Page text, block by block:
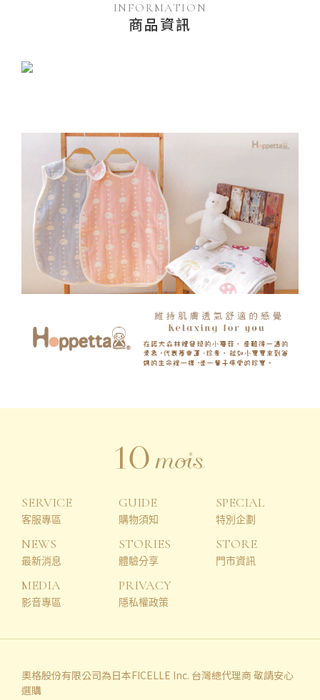
INFORMATION
商品資訊
SERVICE
客服專區
GUIDE
購物須知
SPECIAL
特別企劃
NEWS
最新消息
STORIES
體驗分享
STORE
門市資訊
MEDIA
影音專區
PRIVACY
隱私權政策
奧格股份有限公司為日本FICELLE Inc. 台灣總代理商 敬請安心
選購